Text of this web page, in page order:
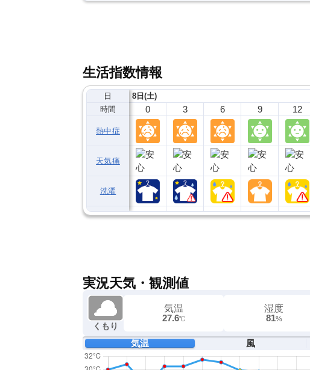
生活指数情報
日
時間
熱中症
天気痛
洗濯
8日(土)
0 3 6 9 12
実況天気・観測値
くもり
気温
27.6℃
湿度
81%
気温 風